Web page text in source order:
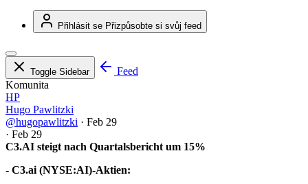
Přihlásit se Přizpůsobte si svůj feed
Toggle Sidebar
Feed
Komunita
HP
Hugo Pawlitzki
@hugopawlitzki · Feb 29
· Feb 29
C3.AI steigt nach Quartalsbericht um 15%
- C3.ai (NYSE:AI)-Aktien: